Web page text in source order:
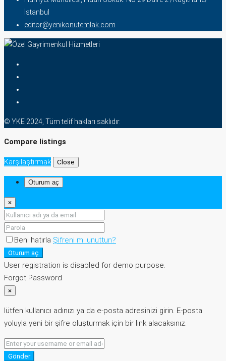
İstanbul
editor@yenikonutemlak.com
© YKE 2024, Tüm telif hakları saklıdır.
Compare listings
Karşılaştırmak Close
Oturum aç
×
Beni hatırla Şifreni mi unuttun?
Oturum aç
User registration is disabled for demo purpose.
Forgot Password
×
lütfen kullanıcı adınızı ya da e-posta adresinizi girin. E-posta
yoluyla yeni bir şifre oluşturmak için bir link alacaksınız.
Gönder